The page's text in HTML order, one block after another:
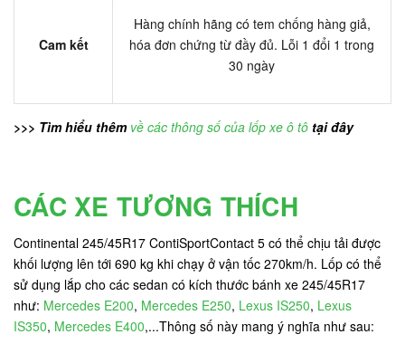
Cam kết
Hàng chính hãng có tem chống hàng giả,
hóa đơn chứng từ đầy đủ. Lỗi 1 đổi 1 trong
30 ngày
>>> Tìm hiểu thêm về các thông số của lốp xe ô tô tại đây
CÁC XE TƯƠNG THÍCH
Continental 245/45R17 ContiSportContact 5 có thể chịu tải được
khối lượng lên tới 690 kg khi chạy ở vận tốc 270km/h. Lốp có thể
sử dụng lắp cho các sedan có kích thước bánh xe 245/45R17
như: Mercedes E200, Mercedes E250, Lexus IS250, Lexus
IS350, Mercedes E400,...Thông số này mang ý nghĩa như sau: